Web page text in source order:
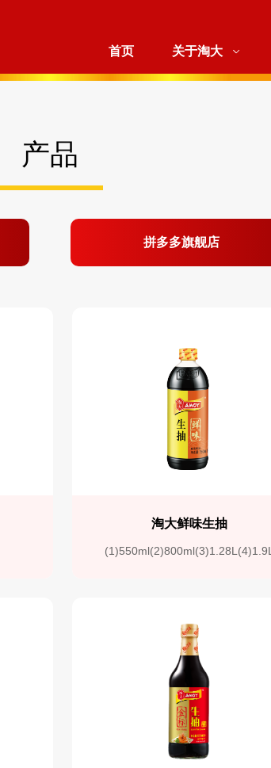
首页 关于淘大
产品
拼多多旗舰店
淘大鲜味生抽
(1)550ml(2)800ml(3)1.28L(4)1.9L